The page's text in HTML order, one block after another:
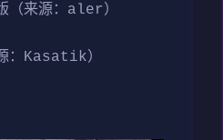
（来源：aler）
：Kasatik）